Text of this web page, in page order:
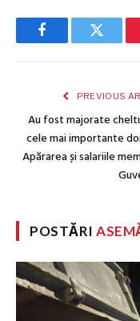
FacebookTwitter
PREVIOUS
Au fost majorate
cele mai importante
Apărarea și salariile
POSTĂRI